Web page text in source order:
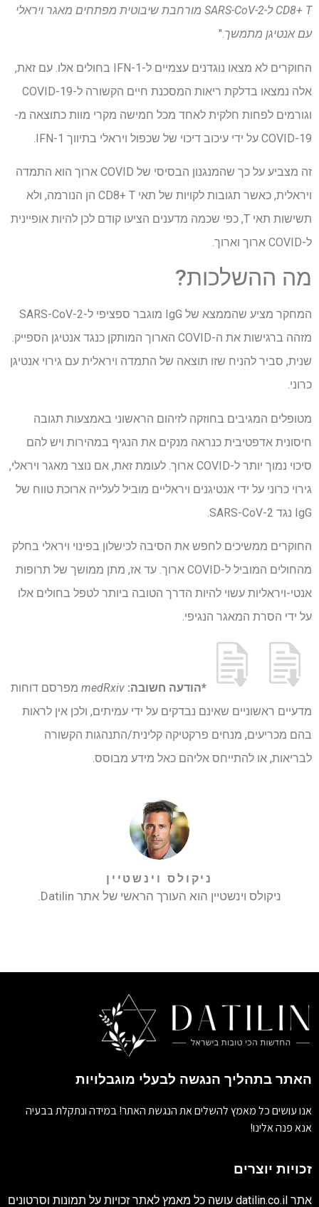
CD8+ T ל-SARS-CoV-2 מורחבת שיבוטית מפתחים מאגר ויראלי
עם אנטיגן מתמשך."
החוקרים לא מצאו נוגדנים עצמיים ל-IFN-1 בחולים אלו. עם זאת,
אלה נמצאו בדלקת ריאות המסכנת חיים הקשורה ל-COVID-19
וגורמים לפחות חלקית לאחד מכל חמישה מקרי מוות כתוצאה מ-
COVID-19 על ידי עיכוב דיכוי של שכפול ויראלי בתיווך IFN-1.
זה מצביע על כך שהמנגנון הבסיסי של COVID ארוך הוא התמדה
ויראלית, כאשר תגובות לקויות של תאי CD8+ T הן הנורמה, ולא
תשישות תאי T, כפי שכמה מדענים הציעו קודם לכן להיות אופיינית
ל-COVID ארוך וארוך.
מה ההשלכות?
המחקר מציע שהממצא של IgG מוגבר ספציפי ל-SARS-CoV-2
מזהה ברגישות את ה-COVID הארוך המותקן כנגד אנטיגן הספייק.
שנית, סביר להניח שזו תוצאה של התמדה ויראלית עם גירוי אנטיגן
כרוני.
מטופלים המגיבים בחוזקה לזיהום הראשוני באמצעות תגובה
חיסונית אדפטיבית כנראה מנקים את הנגיף במהירות ויש להם
סיכוי נמוך יותר ל-COVID ארוך. לעומת זאת, אם נוצר מאגר ויראלי,
גירוי כרוני על ידי אנטיגנים ויראליים מוביל לעלייה ארוכת טווח של
IgG נגד SARS-CoV-2.
החוקרים ממשיכים לחפש את הסיבה לכישלון בפינוי ויראלי בחלק
מהחולים המוביל ל-COVID ארוך. עד אז, מתן ממושך של תרופות
אנטי-ויראליות עשוי להיות הדרך הטובה ביותר לטפל בחולים אלו
על ידי הסרת המאגר הנגיפי.
*הודעה חשובה: medRxiv מפרסם דוחות
מדעיים ראשוניים שאינם נבדקים על ידי עמיתים, ולכן אין לראות
בהם מכריעים, מנחים פרקטיקה קלינית/התנהגות הקשורה
לבריאות, או להתייחס אליהם כאל מידע מבוסס.
ניקולס וינשטיין
ניקולס וינשטיין הוא העורך הראשי של אתר Datilin.
האתר בתהליך הנגשה לבעלי מוגבלויות
אנו עושים כל מאמץ להשלים את הנגשת האתר! במידה ונתקלת בבעיה
אנא פנה אלינו!
זכויות יוצרים
אתר datilin.co.il עושה כל מאמץ לאתר זכויות על תמונות וסרטונים